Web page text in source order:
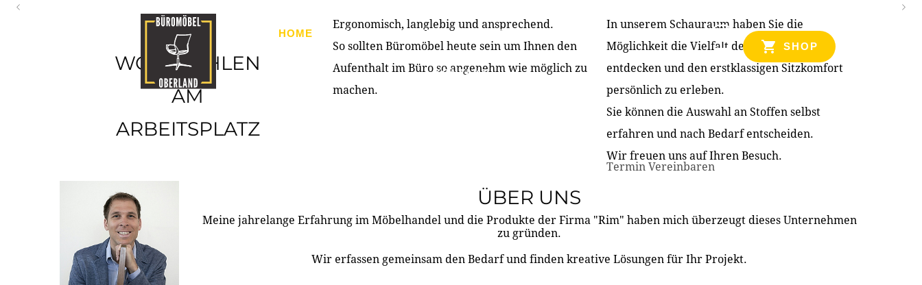
HOME PRODUKTE ÜBER UNS PARTNER & REFERENZEN
KONTAKT
SHOP
WOHLFÜHLEN
AM
ARBEITSPLATZ
Ergonomisch, langlebig und ansprechend.
So sollten Büromöbel heute sein um Ihnen den
Aufenthalt im Büro so angenehm wie möglich zu
machen.
In unserem Schauraum haben Sie die
Möglichkeit die Vielfalt der Produkte zu
entdecken und den erstklassigen Sitzkomfort
persönlich zu erleben.
Sie können die Auswahl an Stoffen selbst
erfahren und nach Bedarf entscheiden.
Wir freuen uns auf Ihren Besuch.
Termin Vereinbaren
ÜBER UNS
Meine jahrelange Erfahrung im Möbelhandel und die Produkte der Firma "Rim" haben mich überzeugt dieses Unternehmen
zu gründen.
Wir erfassen gemeinsam den Bedarf und finden kreative Lösungen für Ihr Projekt.